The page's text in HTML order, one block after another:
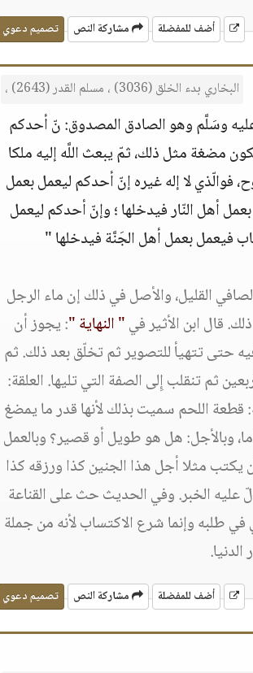
أضف للمفضلة مشاركة النص تصميم دعوي
البخاري بدء الخلق (3036) ، مسلم القدر (2643) ،
وسَلَّم وهو الصادق المصدوق: نّ أحدكم
مضغة مثل ذلك، ثمّ يبعث اللَّه إليه ملكا
فوالّذي لا إله غيره إنّ أحدكم ليعمل بعمل
أهل النّار فيدخلها ؛ وإنّ أحدكم ليعمل
فيعمل بعمل أهل الجَنَّة فيدخلها "
القليل، والأصل في ذلك إن ماء الرجل
قال ابن الأثير في" النهاية ": يجوز أن
حتى تتهيأ للتصوير ثم تخلّق بعد ذلك. ثم
ثم تنقلب إِلى الصفة التي تليها. العلقة:
قطعة اللحم سميت بذلك لأنها قدر ما يمضغ
وبالأجل: هل هو طويل أو قصير؟ وبالعمل
مثلا أجل هذا الجنين كذا ورزقه كذا
عليه الخبر. وفي الحديث حث على القناعة
طلبه وإنما شرع الاكتساب لأنه من جملة
أضف للمفضلة مشاركة النص تصميم دعوي